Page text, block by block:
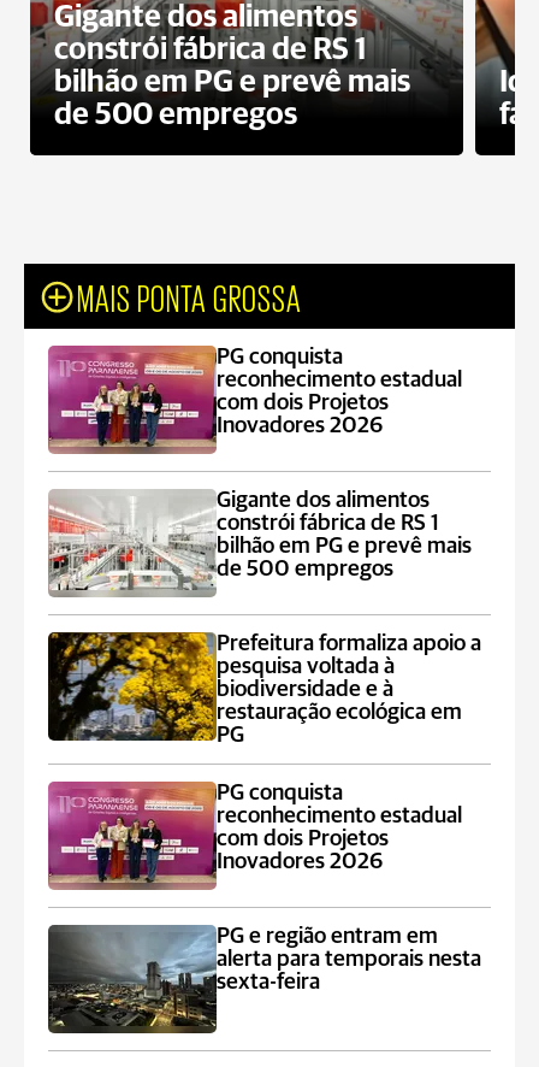
Gigante dos alimentos
constrói fábrica de RS 1
bilhão em PG e prevê mais
de 500 empregos
MAIS PONTA GROSSA
PG conquista
reconhecimento estadual
com dois Projetos
Inovadores 2026
Gigante dos alimentos
constrói fábrica de RS 1
bilhão em PG e prevê mais
de 500 empregos
Prefeitura formaliza apoio a
pesquisa voltada à
biodiversidade e à
restauração ecológica em
PG
PG conquista
reconhecimento estadual
com dois Projetos
Inovadores 2026
PG e região entram em
alerta para temporais nesta
sexta-feira